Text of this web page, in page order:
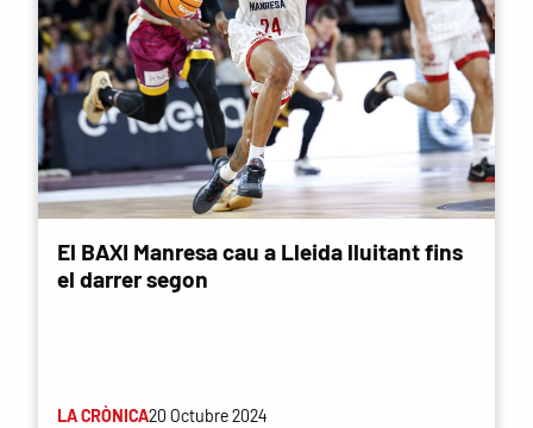
El BAXI Manresa cau a Lleida lluitant fins
el darrer segon
LA CRÒNICA20 Octubre 2024